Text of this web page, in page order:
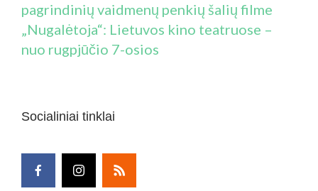
pagrindinių vaidmenų penkių šalių filme
„Nugalėtoja“: Lietuvos kino teatruose –
nuo rugpjūčio 7-osios
Socialiniai tinklai